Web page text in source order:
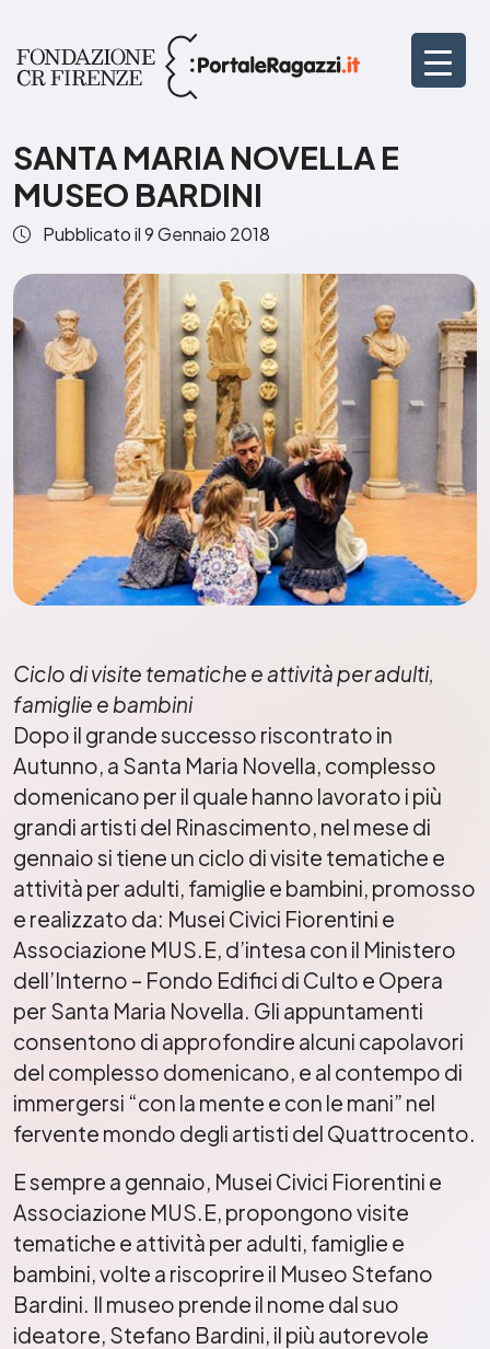
SANTA MARIA NOVELLA E
MUSEO BARDINI
Pubblicato il9 Gennaio 2018
Ciclo di visite tematiche e attività per adulti,
famiglie e bambini
Dopo il grande successo riscontrato in
Autunno, a Santa Maria Novella, complesso
domenicano per il quale hanno lavorato i più
grandi artisti del Rinascimento, nel mese di
gennaio si tiene un ciclo di visite tematiche e
attività per adulti, famiglie e bambini, promosso
e realizzato da: Musei Civici Fiorentini e
Associazione MUS.E, d’intesa con il Ministero
dell’Interno – Fondo Edifici di Culto e Opera
per Santa Maria Novella. Gli appuntamenti
consentono di approfondire alcuni capolavori
del complesso domenicano, e al contempo di
immergersi “con la mente e con le mani” nel
fervente mondo degli artisti del Quattrocento.
E sempre a gennaio, Musei Civici Fiorentini e
Associazione MUS.E, propongono visite
tematiche e attività per adulti, famiglie e
bambini, volte a riscoprire il Museo Stefano
Bardini. Il museo prende il nome dal suo
ideatore, Stefano Bardini, il più autorevole